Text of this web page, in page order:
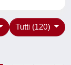
Tutti (120)